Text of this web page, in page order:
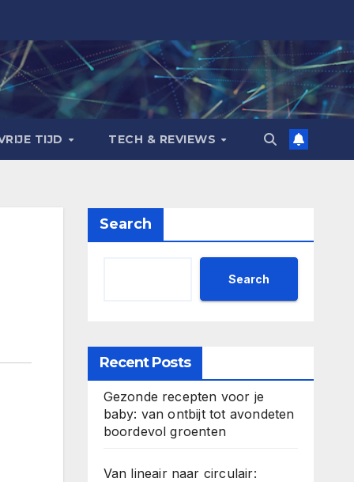
TIJD TECH & REVIEWS
Search
Search
Recent Posts
Gezonde recepten voor je
baby: van ontbijt tot avondeten
boordevol groenten
Van lineair naar circulair: